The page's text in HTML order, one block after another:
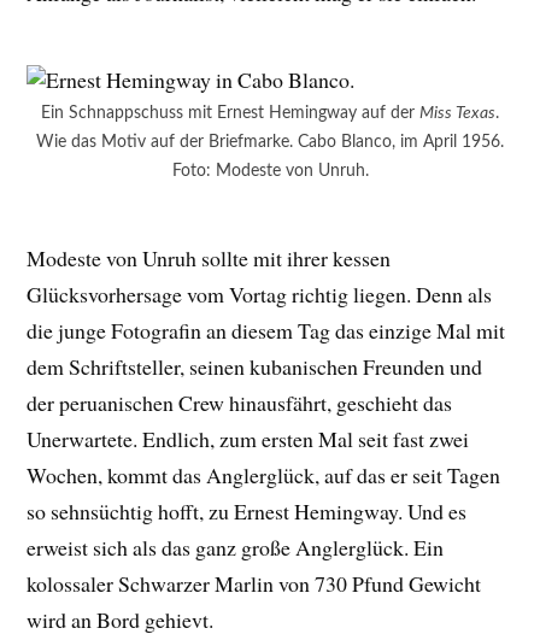
Ein Schnappschuss mit Ernest Hemingway auf der Miss Texas.
Wie das Motiv auf der Briefmarke. Cabo Blanco, im April 1956.
Foto: Modeste von Unruh.
Modeste von Unruh sollte mit ihrer kessen
Glücksvorhersage vom Vortag richtig liegen. Denn als
die junge Fotografin an diesem Tag das einzige Mal mit
dem Schriftsteller, seinen kubanischen Freunden und
der peruanischen Crew hinausfährt, geschieht das
Unerwartete. Endlich, zum ersten Mal seit fast zwei
Wochen, kommt das Anglerglück, auf das er seit Tagen
so sehnsüchtig hofft, zu Ernest Hemingway. Und es
erweist sich als das ganz große Anglerglück. Ein
kolossaler Schwarzer Marlin von 730 Pfund Gewicht
wird an Bord gehievt.